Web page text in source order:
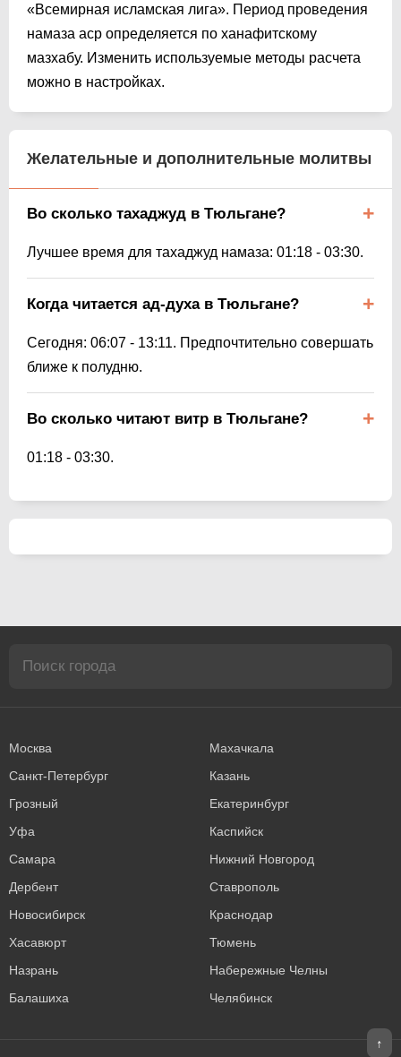
«Всемирная исламская лига». Период проведения
намаза аср определяется по ханафитскому
мазхабу. Изменить используемые методы расчета
можно в настройках.
Желательные и дополнительные молитвы
Во сколько тахаджуд в Тюльгане?
Лучшее время для тахаджуд намаза: 01:18 - 03:30.
Когда читается ад-духа в Тюльгане?
Сегодня: 06:07 - 13:11. Предпочтительно совершать
ближе к полудню.
Во сколько читают витр в Тюльгане?
01:18 - 03:30.
Москва
Махачкала
Санкт-Петербург
Казань
Грозный
Екатеринбург
Уфа
Каспийск
Самара
Нижний Новгород
Дербент
Ставрополь
Новосибирск
Краснодар
Хасавюрт
Тюмень
Назрань
Набережные Челны
Балашиха
Челябинск
↑